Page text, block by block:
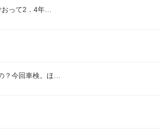
って2．4年…
？今回車検。ほ…